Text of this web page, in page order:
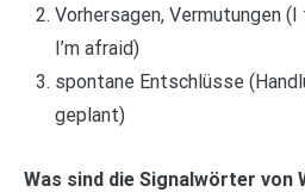
Vorhersagen, Vermutungen (I
I’m afraid)
spontane Entschlüsse
geplant)
Was sind die Signalwörter von